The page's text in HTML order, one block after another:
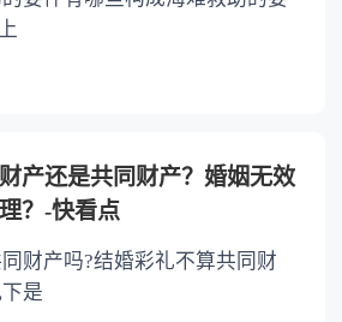
产还是共同财产？婚姻无效
？-快看点
财产吗?结婚彩礼不算共同财
是